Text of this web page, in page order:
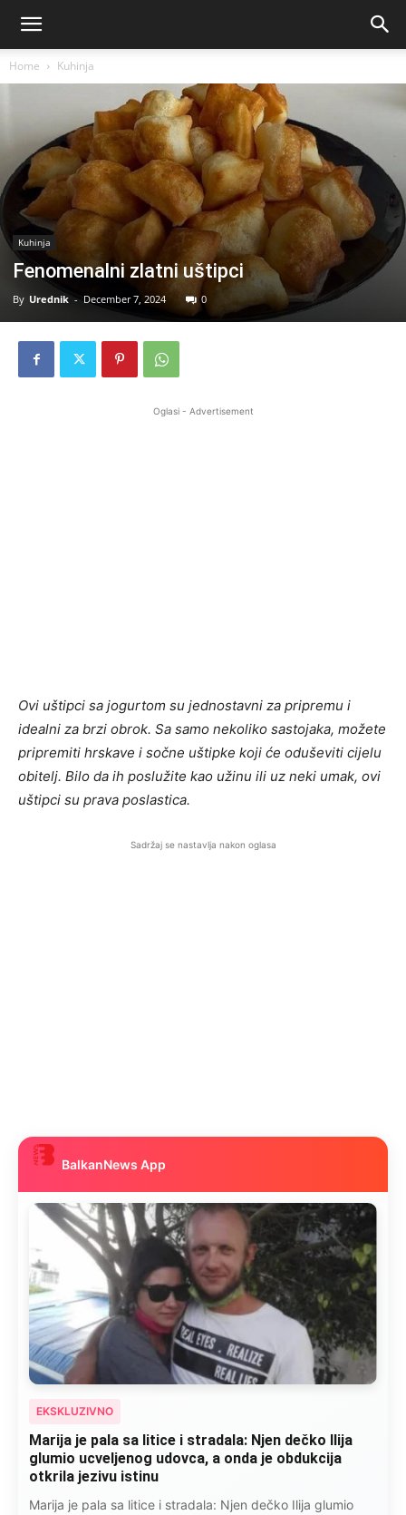
Home Kuhinja
Kuhinja
Fenomenalni zlatni uštipci
By Urednik - December 7, 2024 0
Oglasi - Advertisement
Ovi uštipci sa jogurtom su jednostavni za pripremu i
idealni za brzi obrok. Sa samo nekoliko sastojaka, možete
pripremiti hrskave i sočne uštipke koji će oduševiti cijelu
obitelj. Bilo da ih poslužite kao užinu ili uz neki umak, ovi
uštipci su prava poslastica.
Sadržaj se nastavlja nakon oglasa
BalkanNews App
EKSKLUZIVNO
Kad se Marin suprug razbolio ona ga kupala,
pelene mu mijenjala: Jedno jutro je poslao po
čokoladu..
Kad se Marin suprug razbolio ona ga kupala, pelene mu